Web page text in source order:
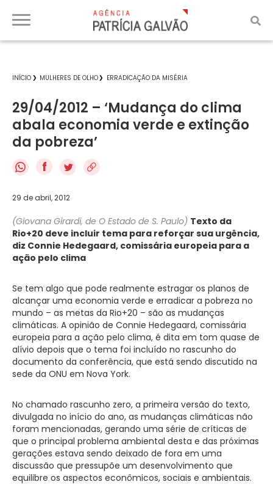
INÍCIO MULHERES DE OLHO ERRADICAÇÃO DA MISÉRIA
29/04/2012 – ‘Mudança do clima
abala economia verde e extinção
da pobreza’
f
29 de abril, 2012
(Giovana Girardi, de O Estado de S. Paulo) Texto da
Rio+20 deve incluir tema para reforçar sua urgência,
diz Connie Hedegaard, comissária europeia para a
ação pelo clima
Se tem algo que pode realmente estragar os planos de
alcançar uma economia verde e erradicar a pobreza no
mundo – as metas da Rio+20 – são as mudanças
climáticas. A opinião de Connie Hedegaard, comissária
europeia para a ação pelo clima, é dita em tom quase de
alívio depois que o tema foi incluído no rascunho do
documento da conferência, que está sendo discutido na
sede da ONU em Nova York.
No chamado rascunho zero, a primeira versão do texto,
divulgada no início do ano, as mudanças climáticas não
foram mencionadas, gerando uma série de críticas de
que o principal problema ambiental desta e das próximas
gerações estava sendo deixado de fora em uma
discussão que pressupõe um desenvolvimento que
equilibre os aspectos econômicos, sociais e ambientais.